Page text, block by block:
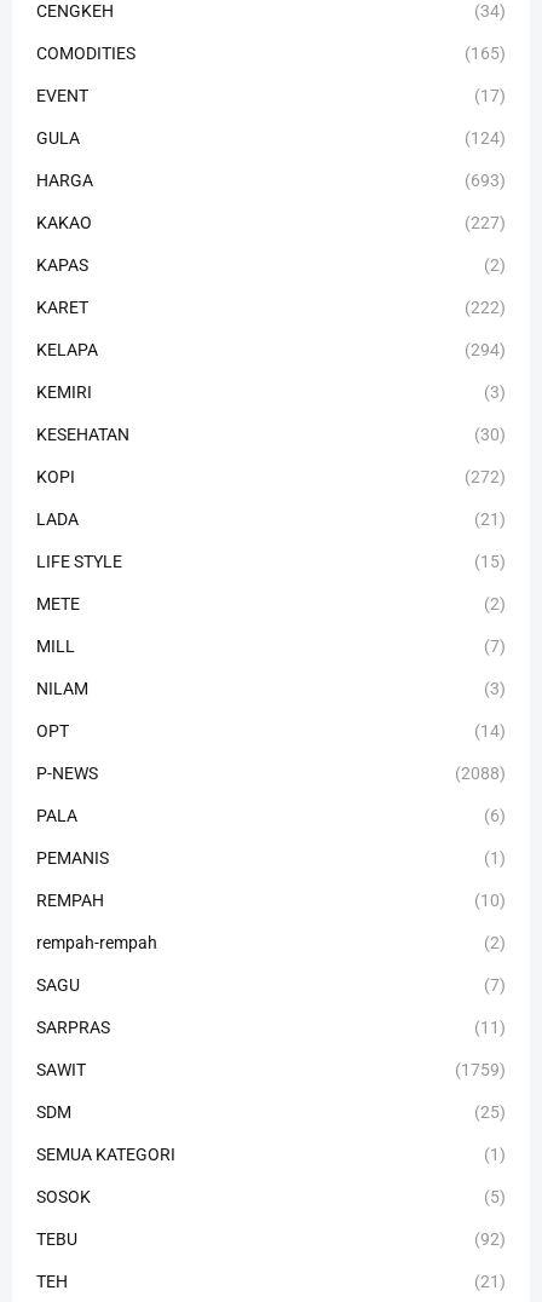
CENGKEH (34)
COMODITIES (165)
EVENT (17)
GULA (124)
HARGA (693)
KAKAO (227)
KAPAS (2)
KARET (222)
KELAPA (294)
KEMIRI (3)
KESEHATAN (30)
KOPI (272)
LADA (21)
LIFE STYLE (15)
METE (2)
MILL (7)
NILAM (3)
OPT (14)
P-NEWS (2088)
PALA (6)
PEMANIS (1)
REMPAH (10)
rempah-rempah (2)
SAGU (7)
SARPRAS (11)
SAWIT (1759)
SDM (25)
SEMUA KATEGORI (1)
SOSOK (5)
TEBU (92)
TEH (21)